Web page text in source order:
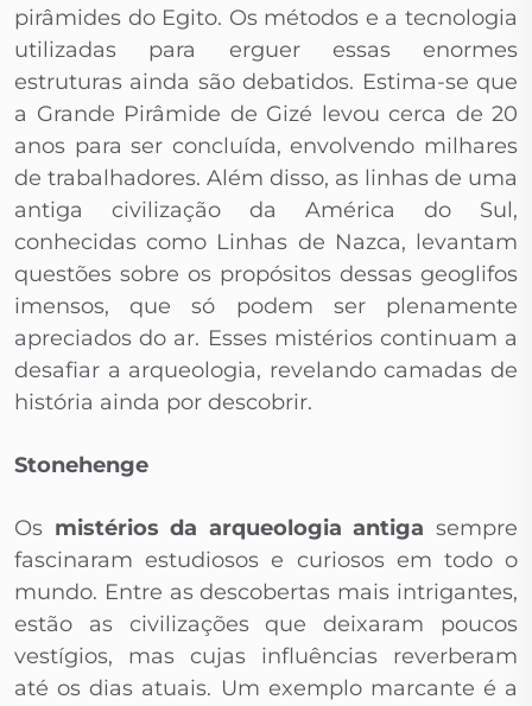
pirâmides do Egito. Os métodos e a tecnologia
utilizadas para erguer essas enormes
estruturas ainda são debatidos. Estima-se que
a Grande Pirâmide de Gizé levou cerca de 20
anos para ser concluída, envolvendo milhares
de trabalhadores. Além disso, as linhas de uma
antiga civilização da América do Sul,
conhecidas como Linhas de Nazca, levantam
questões sobre os propósitos dessas geoglifos
imensos, que só podem ser plenamente
apreciados do ar. Esses mistérios continuam a
desafiar a arqueologia, revelando camadas de
história ainda por descobrir.
Stonehenge
Os mistérios da arqueologia antiga sempre
fascinaram estudiosos e curiosos em todo o
mundo. Entre as descobertas mais intrigantes,
estão as civilizações que deixaram poucos
vestígios, mas cujas influências reverberam
até os dias atuais. Um exemplo marcante é a